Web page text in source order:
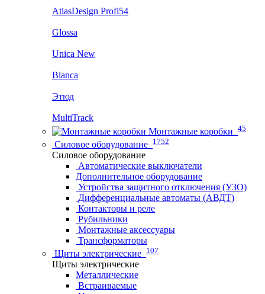
AtlasDesign Profi54
Glossa
Unica New
Blanca
Этюд
MultiTrack
Монтажные коробки 45
Силовое оборудование 1752
Силовое оборудование
Автоматические выключатели
Дополнительное оборудование
Устройства защитного отключения (УЗО)
Дифференциальные автоматы (АВДТ)
Контакторы и реле
Рубильники
Монтажные аксессуары
Трансформаторы
Щиты электрические 107
Щиты электрические
Металлические
Встраиваемые